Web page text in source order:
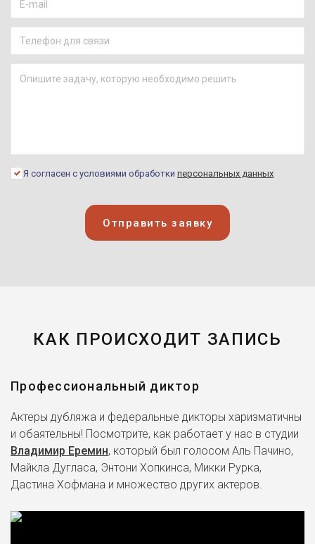
Я согласен с условиями обработки персональных данных
Отправить заявку
КАК ПРОИСХОДИТ ЗАПИСЬ
Профессиональный диктор
Актеры дубляжа и федеральные дикторы харизматичны
и обаятельны! Посмотрите, как работает у нас в студии
Владимир Еремин, который был голосом Аль Пачино,
Майкла Дугласа, Энтони Хопкинса, Микки Рурка,
Дастина Хофмана и множество других актеров.